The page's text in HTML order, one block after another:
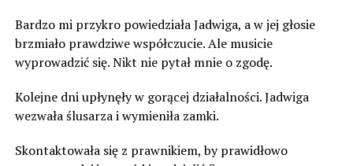
Bardzo mi przykro powiedziała Jadwiga, a w jej głosie
brzmiało prawdziwe współczucie. Ale musicie
wyprowadzić się. Nikt nie pytał mnie o zgodę.
Kolejne dni upłynęły w gorącej działalności. Jadwiga
wezwała ślusarza i wymieniła zamki.
Skontaktowała się z prawnikiem, by prawidłowo